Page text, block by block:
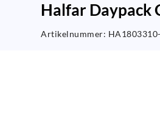
Halfar Daypack
Artikelnummer: